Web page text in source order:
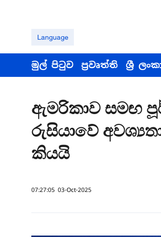
Language
මුල් පිටුව ප්‍රවෘත්ති ශ්‍රී
ඇමරිකාව සමඟ
රුසියාවේ
කියයි
07:27:05 03-Oct-2025